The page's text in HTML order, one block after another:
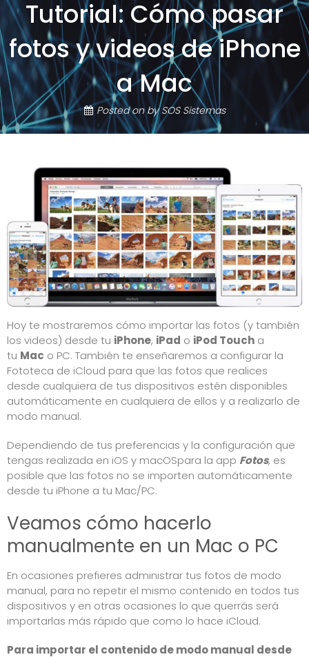
Tutorial: Cómo pasar
fotos y videos de iPhone
a Mac
Posted onbySOS Sistemas
Hoy te mostraremos cómo importar las fotos (y también
los videos) desde tu iPhone, iPad o iPod Touch a
tu Mac o PC. También te enseñaremos a configurar la
Fototeca de iCloud para que las fotos que realices
desde cualquiera de tus dispositivos estén disponibles
automáticamente en cualquiera de ellos y a realizarlo de
modo manual.
Dependiendo de tus preferencias y la configuración que
tengas realizada en iOS y macOSpara la app Fotos, es
posible que las fotos no se importen automáticamente
desde tu iPhone a tu Mac/PC.
Veamos cómo hacerlo
manualmente en un Mac o PC
En ocasiones prefieres administrar tus fotos de modo
manual, para no repetir el mismo contenido en todos tus
dispositivos y en otras ocasiones lo que querrás será
importarlas más rápido que como lo hace iCloud.
Para importar el contenido de modo manual desde